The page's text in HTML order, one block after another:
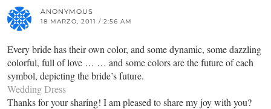
ANONYMOUS
18 MARZO, 2011 / 2:56 AM
Every bride has their own color, and some dynamic, some dazzling
colorful, full of love … … and some colors are the future of each
symbol, depicting the bride’s future.
Wedding Dress
Thanks for your sharing! I am pleased to share my joy with you?